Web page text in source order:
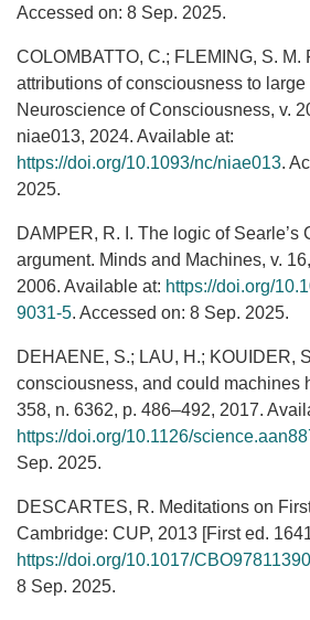
Accessed on: 8 Sep. 2025.
COLOMBATTO, C.; FLEMING, S. M.
attributions of consciousness to
Neuroscience of Consciousness, v.
niae013, 2024. Available at:
https://doi.org/10.1093/nc/niae013.
2025.
DAMPER, R. I. The logic of Searle’s
argument. Minds and Machines, v.
2006. Available at: https://doi.org/
9031-5. Accessed on: 8 Sep. 2025.
DEHAENE, S.; LAU, H.; KOUIDER,
consciousness, and could machines
358, n. 6362, p. 486–492, 2017.
https://doi.org/10.1126/
Sep. 2025.
DESCARTES, R. Meditations on
Cambridge: CUP, 2013 [First ed.
https://doi.org/10.1017/
8 Sep. 2025.